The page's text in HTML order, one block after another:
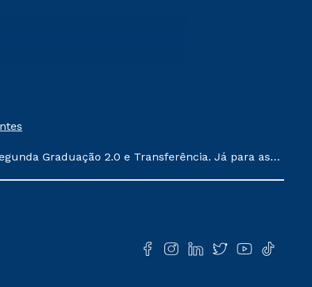
Graduação 2.0 e Transferência. Já para as